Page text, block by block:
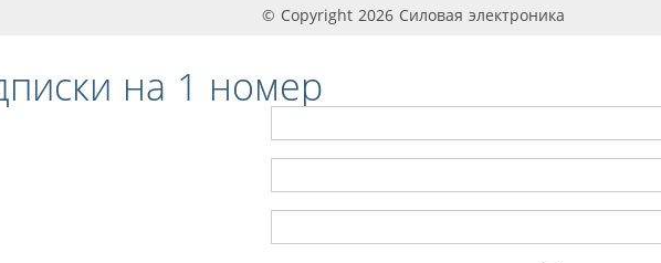
© Copyright 2026 Силовая электроника
на 1 номер